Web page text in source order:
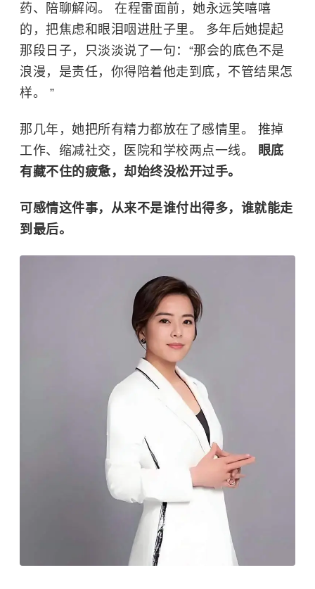
药、陪聊解闷。 在程雷面前，她永远笑嘻嘻
的，把焦虑和眼泪咽进肚子里。 多年后她提起
那段日子，只淡淡说了一句：“那会的底色不是
浪漫，是责任，你得陪着他走到底，不管结果怎
样。 ”
那几年，她把所有精力都放在了感情里。 推掉
工作、缩减社交，医院和学校两点一线。
眼底
有藏不住的疲惫，却始终没松开过手。
可感情这件事，从来不是谁付出得多，谁就能走
到最后。